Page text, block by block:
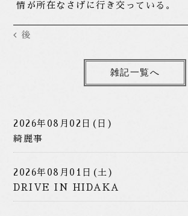
情が所在なさげに行き交っている。
後
雑記一覧へ
2026年08月02日(日)
綺麗事
2026年08月01日(土)
DRIVE IN HIDAKA